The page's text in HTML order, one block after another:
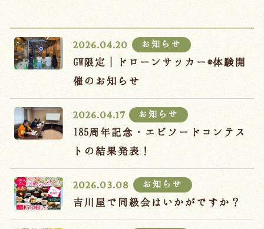
2026.04.20 お知らせ
GW限定｜ドローンサッカー®体験開
催のお知らせ
2026.04.17 お知らせ
185周年記念・エピソードコンテス
トの結果発表！
2026.03.08 お知らせ
吉川屋で同級会はいかがですか？
空室カレンダーから選ぶ
会議・団体 吉川屋で過ごす特別な日
お知らせ よくあるご質問
お問い合わせ
予約確認・変更・キャンセル
キャンセルポリシー
宿泊約款